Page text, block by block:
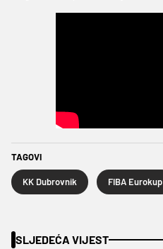
TAGOVI
KK Dubrovnik FIBA Eurokup
SLJEDEĆA VIJEST